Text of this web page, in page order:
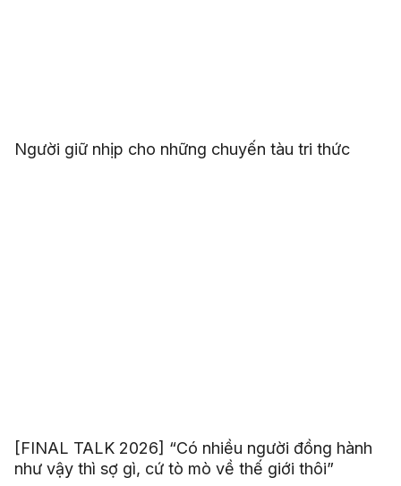
Người giữ nhịp cho những chuyến tàu tri thức
[FINAL TALK 2026] “Có nhiều người đồng hành
như vậy thì sợ gì, cứ tò mò về thế giới thôi”